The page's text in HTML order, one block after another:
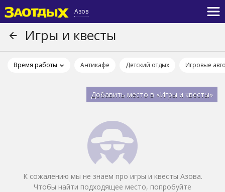
Азов
Игры и квесты
Время работы Антикафе Детский отдых Игровые
Добавить место в «Игры и квесты»
К сожалению мы не знаем про игры и квесты Азова.
Чтобы найти подходящее место, попробуйте